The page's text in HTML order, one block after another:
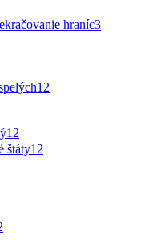
hraníc3
12
12
štáty12